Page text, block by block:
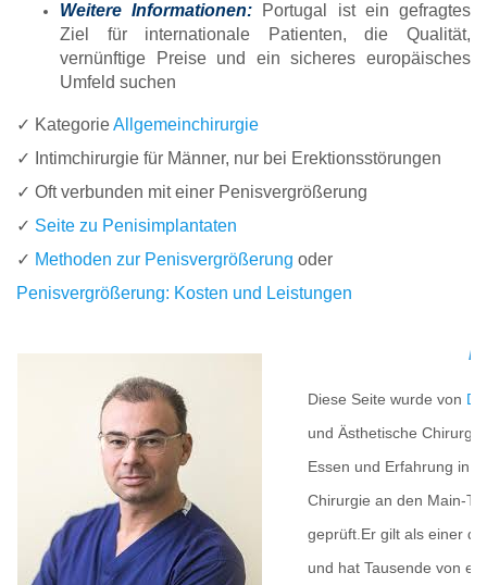
Weitere Informationen: Portugal ist ein gefragtes
Ziel für internationale Patienten, die Qualität,
vernünftige Preise und ein sicheres europäisches
Umfeld suchen
✓ KategorieAllgemeinchirurgie
✓ Intimchirurgie für Männer, nur bei Erektionsstörungen
✓ Oft verbunden mit einer Penisvergrößerung
✓ Seite zu Penisimplantaten
✓ Methoden zur Penisvergrößerung oder
Penisvergrößerung: Kosten und Leistungen
Diese Seite wurde von
und Ästhetische
Essen und Erfahrung in
Chirurgie an den Main-
geprüft.Er gilt als einer
und hat Tausende von